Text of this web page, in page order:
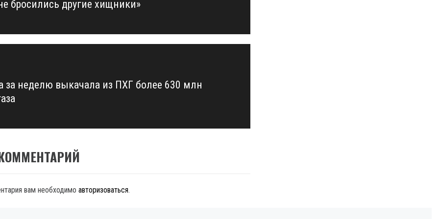
бросились другие хищники»
за неделю выкачала из ПХГ более 630 млн
вам необходимо авторизоваться.